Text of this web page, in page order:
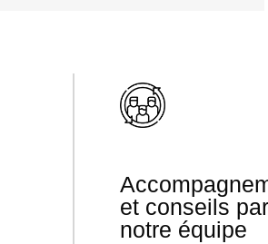
et conseils par
notre équipe